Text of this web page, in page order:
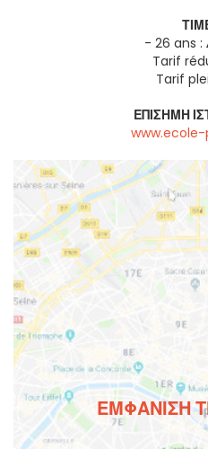
- 26 ans
Tarif
Tarif
ΕΠΊΣΗΜΗ
ΕΜΦΆΝΙΣΗ